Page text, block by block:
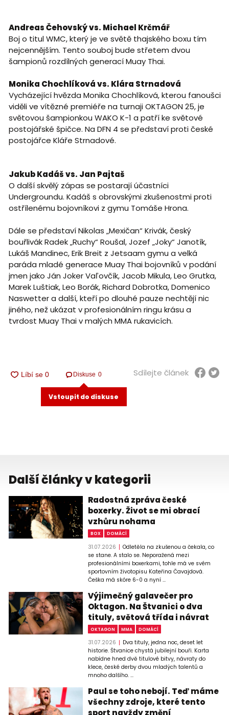
Andreas Čehovský vs. Michael Krčmář
Boj o titul WMC, který je ve světě thajského boxu tím
nejcennějším. Tento souboj bude střetem dvou
šampionů rozdílných generací Muay Thai.
Monika Chochlíková vs. Klára Strnadová
Vycházející hvězda Monika Chochlíková, kterou fanoušci
viděli ve vítězné premiéře na turnaji OKTAGON 25, je
světovou šampionkou WAKO K-1 a patří ke světové
postojářské špičce. Na DFN 4 se představí proti české
postojářce Kláře Strnadové.
Jakub Kadáš vs. Jan Pajtaš
O další skvělý zápas se postarají účastníci
Undergroundu. Kadáš s obrovskými zkušenostmi proti
ostřílenému bojovníkovi z gymu Tomáše Hrona.
Dále se představí Nikolas „Mexičan“ Krivák, český
bouřlivák Radek „Ruchy“ Roušal, Jozef „Joky“ Janotík,
Lukáš Mandinec, Erik Breit z Jetsaam gymu a velká
paráda mladé generace Muay Thai bojovníků v podání
jmen jako Ján Joker Vaľovčík, Jacob Mikula, Leo Grutka,
Marek Luštiak, Leo Borák, Richard Dobrotka, Domenico
Naswetter a další, kteří po dlouhé pauze nechtějí nic
jiného, než ukázat v profesionálním ringu krásu a
tvrdost Muay Thai v malých MMA rukavicích.
Diskuse 0
Vstoupit do diskuse
Sdílejte článek
Další články v kategorii
Radostná zpráva české
boxerky. Život se mi obrací
vzhůru nohama
BOX DOMÁCÍ
31.07.2026
Odletěla na zkušenou a čekala, co
se stane. A stalo se. Neporažená mezi
profesionálními boxerkami, tohle má ve svém
sportovním životopisu Kateřina Čavajdová.
Češka má skóre 6-0 a nyní ...
Výjimečný galavečer pro
Oktagon. Na Štvanici o dva
tituly, světová třída i návrat
OKTAGON MMA DOMÁCÍ
31.07.2026
Dva tituly, jedna noc, deset let
historie. Štvanice chystá jubilejní bouři. Karta
nabídne hned dvě titulové bitvy, návraty do
klece, české derby dvou mladých talentů a
mnoho dalšího. ...
Paul se toho nebojí. Teď máme
všechny zdroje, které tento
sport navždy změní